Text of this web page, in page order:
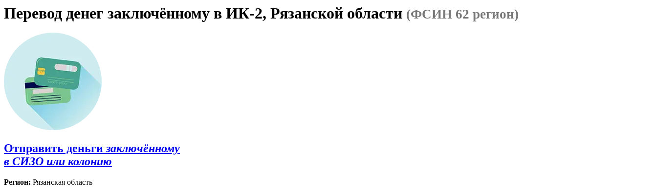
Перевод денег заключённому в ИК-2, Рязанской области (ФСИН 62 регион)
Отправить деньги заключённому
в СИЗО или колонию
Регион: Рязанская область